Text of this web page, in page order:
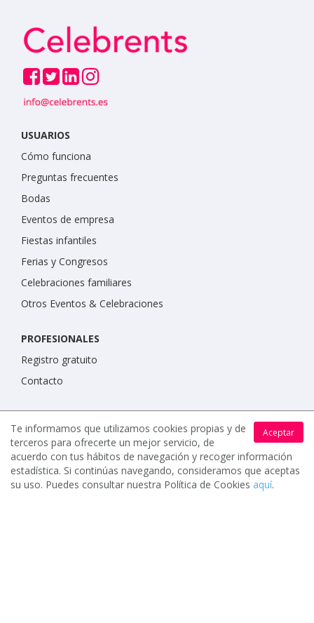
USUARIOS
Cómo funciona
Preguntas frecuentes
Bodas
Eventos de empresa
Fiestas infantiles
Ferias y Congresos
Celebraciones familiares
Otros Eventos & Celebraciones
PROFESIONALES
Registro gratuito
Contacto
IMPORTANTE
Condiciones de uso
Política de protección de datos
Política de cookies
Aceptar
Te informamos que utilizamos cookies propias y de
terceros para ofrecerte un mejor servicio, de
acuerdo con tus hábitos de navegación y recoger información
estadística. Si continúas navegando, consideramos que aceptas
su uso. Puedes consultar nuestra Política de Cookies aquí.